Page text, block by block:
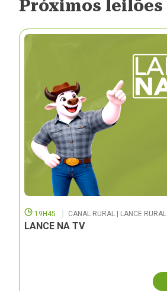
Próximos leilões
19H45 CANAL RURAL | LANCE RURAL
LANCE NA TV